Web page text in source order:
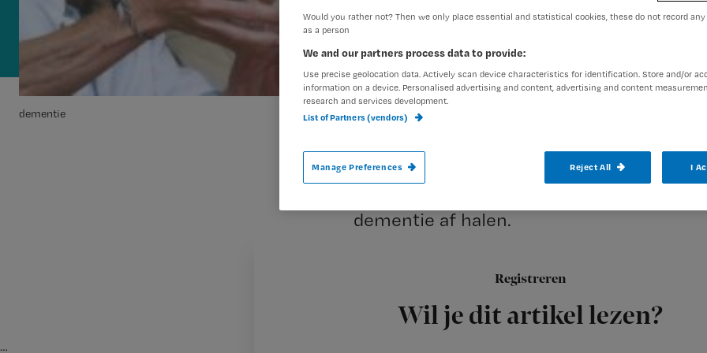
dementie
Auteur:
Registreren
Wil je dit artikel lezen?
In december zal Studio Brussel niet
geld ingezameld, wél wordt er aandacht
dementie af halen.
…
Would you rather not? Then we only place essential and statistical cookies, these do not record
as a person
We and our partners process data to provide:
Use precise geolocation data. Actively scan device characteristics for identification. Store and/or
information on a device. Personalised advertising and content, advertising and content
research and services development.
List of Partners (vendors)
Manage Preferences Reject All I